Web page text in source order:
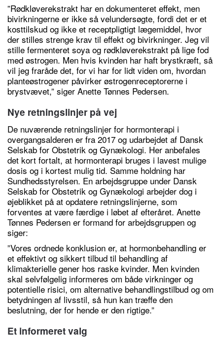
”Rødkløverekstrakt har en dokumenteret effekt, men
bivirkningerne er ikke så velundersøgte, fordi det er et
kosttilskud og ikke et receptpligtigt lægemiddel, hvor
der stilles strenge krav til effekt og bivirkninger. Jeg vil
stille fermenteret soya og rødkløverekstrakt på lige fod
med østrogen. Men hvis kvinden har haft brystkræft, så
vil jeg fraråde det, for vi har for lidt viden om, hvordan
planteøstrogener påvirker østrogenreceptorerne i
brystvævet,” siger Anette Tønnes Pedersen.
Nye retningslinjer på vej
De nuværende retningslinjer for hormonterapi i
overgangsalderen er fra 2017 og udarbejdet af Dansk
Selskab for Obstetrik og Gynækologi. Her anbefales
det kort fortalt, at hormonterapi bruges i lavest mulige
dosis og i kortest mulig tid. Samme holdning har
Sundhedsstyrelsen. En arbejdsgruppe under Dansk
Selskab for Obstetrik og Gynækologi arbejder dog i
øjeblikket på at opdatere retningslinjerne, som
forventes at være færdige i løbet af efteråret. Anette
Tønnes Pedersen er formand for arbejdsgruppen og
siger:
”Vores ordnede konklusion er, at hormonbehandling er
et effektivt og sikkert tilbud til behandling af
klimakterielle gener hos raske kvinder. Men kvinden
skal selvfølgelig informeres om både virkninger og
potentielle risici, om alternative behandlingstilbud og om
betydningen af livsstil, så hun kan træffe den
beslutning, der for hende er den rigtige.”
Et informeret valg